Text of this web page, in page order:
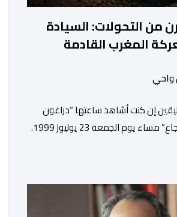
من التحولات: السيادة
المغرب القادمة
واحي
إن كنت أشاهد ساعتها “دراغون
بول” أم “داي الشجاع” مساء يوم الجمعة 23 يوليوز 1999.
الملك الحسن الثاني طيب الله ثراه،
البكاء داخل المنزل […]